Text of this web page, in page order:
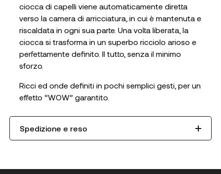
ciocca di capelli viene automaticamente diretta
verso la camera di arricciatura, in cui è mantenuta e
riscaldata in ogni sua parte. Una volta liberata, la
ciocca si trasforma in un superbo ricciolo arioso e
perfettamente definito. Il tutto, senza il minimo
sforzo.
Ricci ed onde definiti in pochi semplici gesti, per un
effetto “WOW” garantito.
Spedizione e reso